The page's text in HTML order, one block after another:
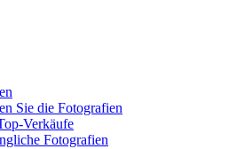
Sie die Fotografien
Verkäufe
Fotografien